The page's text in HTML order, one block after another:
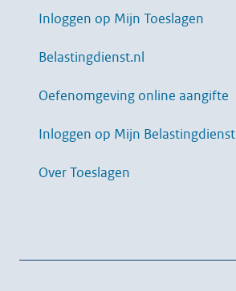
Inloggen op Mijn Toeslagen
Belastingdienst.nl
Oefenomgeving online aangifte
Inloggen op Mijn Belastingdienst
Over Toeslagen